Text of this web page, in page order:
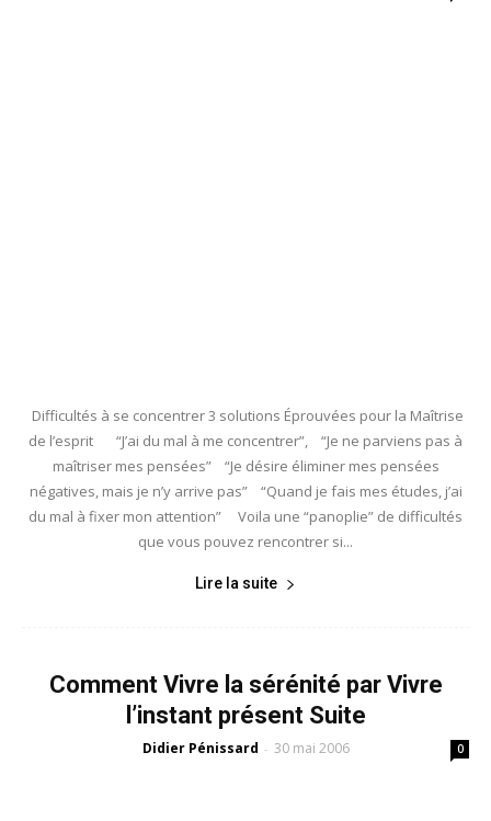
Difficultés à se concentrer 3 solutions Éprouvées pour la Maîtrise
de l’esprit “J’ai du mal à me concentrer”, “Je ne parviens pas à
maîtriser mes pensées” “Je désire éliminer mes pensées
négatives, mais je n’y arrive pas” “Quand je fais mes études, j’ai
du mal à fixer mon attention” Voila une “panoplie” de difficultés
que vous pouvez rencontrer si...
Lire la suite
Comment Vivre la sérénité par Vivre
l’instant présent Suite
Didier Pénissard - 30 mai 2006 0